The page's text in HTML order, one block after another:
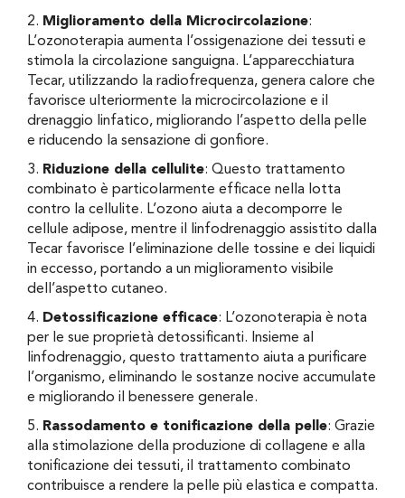
2. Miglioramento della Microcircolazione:
L’ozonoterapia aumenta l’ossigenazione dei tessuti e
stimola la circolazione sanguigna. L’apparecchiatura
Tecar, utilizzando la radiofrequenza, genera calore che
favorisce ulteriormente la microcircolazione e il
drenaggio linfatico, migliorando l’aspetto della pelle
e riducendo la sensazione di gonfiore.
3. Riduzione della cellulite: Questo trattamento
combinato è particolarmente efficace nella lotta
contro la cellulite. L’ozono aiuta a decomporre le
cellule adipose, mentre il linfodrenaggio assistito dalla
Tecar favorisce l’eliminazione delle tossine e dei liquidi
in eccesso, portando a un miglioramento visibile
dell’aspetto cutaneo.
4. Detossificazione efficace: L’ozonoterapia è nota
per le sue proprietà detossificanti. Insieme al
linfodrenaggio, questo trattamento aiuta a purificare
l’organismo, eliminando le sostanze nocive accumulate
e migliorando il benessere generale.
5. Rassodamento e tonificazione della pelle: Grazie
alla stimolazione della produzione di collagene e alla
tonificazione dei tessuti, il trattamento combinato
contribuisce a rendere la pelle più elastica e compatta.